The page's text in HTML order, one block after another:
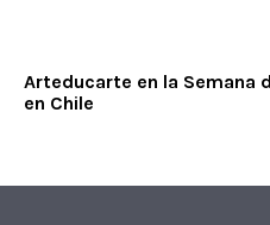
Arteducarte en la Semana
en Chile